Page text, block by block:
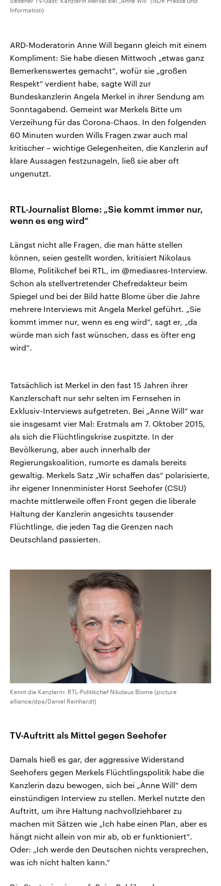
Information)
ARD-Moderatorin Anne Will begann gleich mit einem
Kompliment: Sie habe diesen Mittwoch „etwas ganz
Bemerkenswertes gemacht“, wofür sie „großen
Respekt“ verdient habe, sagte Will zur
Bundeskanzlerin Angela Merkel in ihrer Sendung am
Sonntagabend. Gemeint war Merkels Bitte um
Verzeihung für das Corona-Chaos. In den folgenden
60 Minuten wurden Wills Fragen zwar auch mal
kritischer – wichtige Gelegenheiten, die Kanzlerin auf
klare Aussagen festzunageln, ließ sie aber oft
ungenutzt.
RTL-Journalist Blome: „Sie kommt immer nur,
wenn es eng wird“
Längst nicht alle Fragen, die man hätte stellen
können, seien gestellt worden, kritisiert Nikolaus
Blome, Politikchef bei RTL, im @mediasres-Interview.
Schon als stellvertretender Chefredakteur beim
Spiegel und bei der Bild hatte Blome über die Jahre
mehrere Interviews mit Angela Merkel geführt. „Sie
kommt immer nur, wenn es eng wird“, sagt er, „da
würde man sich fast wünschen, dass es öfter eng
wird“.
Tatsächlich ist Merkel in den fast 15 Jahren ihrer
Kanzlerschaft nur sehr selten im Fernsehen in
Exklusiv-Interviews aufgetreten. Bei „Anne Will“ war
sie insgesamt vier Mal: Erstmals am 7. Oktober 2015,
als sich die Flüchtlingskrise zuspitzte. In der
Bevölkerung, aber auch innerhalb der
Regierungskoalition, rumorte es damals bereits
gewaltig. Merkels Satz „Wir schaffen das“ polarisierte,
ihr eigener Innenminister Horst Seehofer (CSU)
machte mittlerweile offen Front gegen die liberale
Haltung der Kanzlerin angesichts tausender
Flüchtlinge, die jeden Tag die Grenzen nach
Deutschland passierten.
Kennt die Kanzlerin: RTL-Politikchef Nikolaus Blome (picture
alliance/dpa/Daniel Reinhardt)
TV-Auftritt als Mittel gegen Seehofer
Damals hieß es gar, der aggressive Widerstand
Seehofers gegen Merkels Flüchtlingspolitik habe die
Kanzlerin dazu bewogen, sich bei „Anne Will“ dem
einstündigen Interview zu stellen. Merkel nutzte den
Auftritt, um ihre Haltung nachvollziehbarer zu
machen mit Sätzen wie „Ich habe einen Plan, aber es
hängt nicht allein von mir ab, ob er funktioniert“.
Oder: „Ich werde den Deutschen nichts versprechen,
was ich nicht halten kann.“